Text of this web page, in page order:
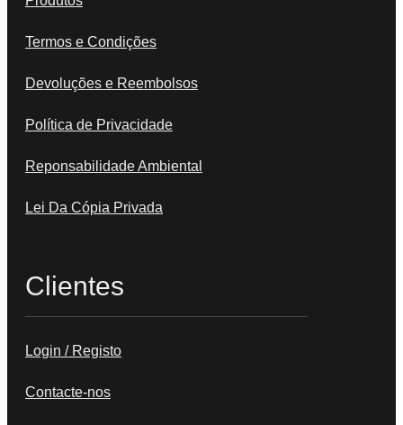
Termos e Condições
Devoluções e Reembolsos
Política de Privacidade
Reponsabilidade Ambiental
Lei Da Cópia Privada
Clientes
Login / Registo
Contacte-nos